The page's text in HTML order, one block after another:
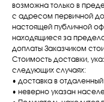
возможна только в
с адресом первичной
настоящей публичной
находящиеся за
доплаты Заказчиком
Стоимость доставки,
следующих случаях:
• доставка в
• неверно указан